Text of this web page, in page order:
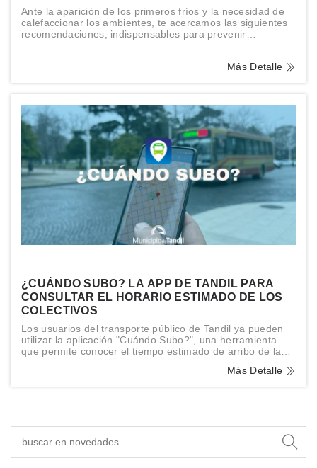
Ante la aparición de los primeros fríos y la necesidad de
calefaccionar los ambientes, te acercamos las siguientes
recomendaciones, indispensables para prevenir
Más Detalle
¿CUÁNDO SUBO? LA APP DE TANDIL PARA
CONSULTAR EL HORARIO ESTIMADO DE LOS
COLECTIVOS
Los usuarios del transporte público de Tandil ya pueden
utilizar la aplicación "Cuándo Subo?", una herramienta
que permite conocer el tiempo estimado de arribo de las
Más Detalle